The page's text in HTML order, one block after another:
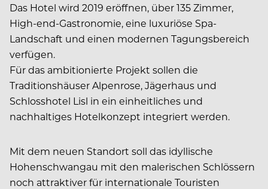
Das Hotel wird 2019 eröffnen, über 135 Zimmer,
High-end-Gastronomie, eine luxuriöse Spa-
Landschaft und einen modernen Tagungsbereich
verfügen.
Für das ambitionierte Projekt sollen die
Traditionshäuser Alpenrose, Jägerhaus und
Schlosshotel Lisl in ein einheitliches und
nachhaltiges Hotelkonzept integriert werden.
Mit dem neuen Standort soll das idyllische
Hohenschwangau mit den malerischen Schlössern
noch attraktiver für internationale Touristen